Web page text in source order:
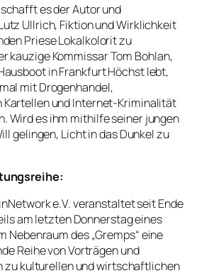
es der Autor und
Ullrich, Fiktion und Wirklichkeit
Priese Lokalkolorit zu
kauzige Kommissar Tom Bohlan,
in Frankfurt Höchst lebt,
mit Drogenhandel,
Kartellen und Internet-Kriminalität
Wird es ihm mithilfe seiner jungen
gelingen, Licht in das Dunkel zu
e.V. veranstaltet seit Ende
am letzten Donnerstag eines
Nebenraum des „Gremps“ eine
Reihe von Vorträgen und
zu kulturellen und wirtschaftlichen